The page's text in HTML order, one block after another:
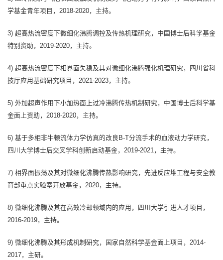
学基金青年项目，2018-2020，主持。
3) 超高热流密度下微细化沸腾调控及传热机理研究，中国博士后科学基金
特别资助，2019-2020，主持。
4) 超高热流密度下相界面失稳及其对微细化沸腾强化机理研究，四川省科
技厅应用基础研究项目，2021-2023，主持。
5) 外加超声作用下小加热面上过冷沸腾传热机制研究，中国博士后科学基
金面上资助，2018-2020，主持。
6) 基于多相非牛顿流体力学仿真的改良B-T分流手术的血液动力学研究，
四川大学博士后交叉学科创新启动基金，2019-2021，主持。
7) 相界面振荡及其对微细化沸腾传热影响研究，先进反应堆工程与安全教
育部重点实验室开放基金，2020，主持。
8) 微细化沸腾及其在高效冷却领域内的应用，四川大学引进人才项目，
2016-2019，主持。
9) 微细化沸腾及其形成机制研究，国家自然科学基金面上项目，2014-
2017，主研。